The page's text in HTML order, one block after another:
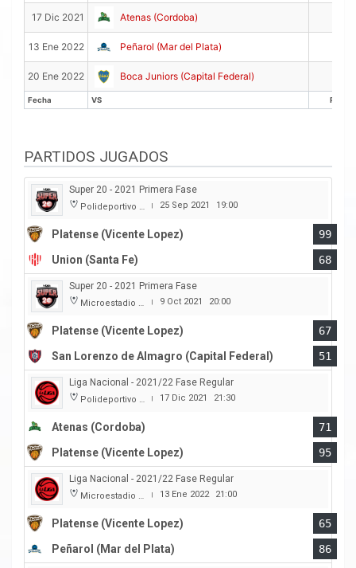
Fecha VS PTS
17 Dic 2021 Atenas (Cordoba)
13 Ene 2022 Peñarol (Mar del Plata)
20 Ene 2022 Boca Juniors (Capital Federal)
Fecha VS PTS
PARTIDOS JUGADOS
Super 20 - 2021 Primera Fase
Polideportivo Roberto Pando | 25 Sep 2021 19:00
Platense (Vicente Lopez)
99
Union (Santa Fe)
68
Super 20 - 2021 Primera Fase
Microestadio Ciudad de Vicente Lopez | 9 Oct 2021 20:00
Platense (Vicente Lopez)
67
San Lorenzo de Almagro (Capital Federal)
51
Liga Nacional - 2021/22 Fase Regular
Polideportivo Carlos Cerutti | 17 Dic 2021 21:30
Atenas (Cordoba)
71
Platense (Vicente Lopez)
95
Liga Nacional - 2021/22 Fase Regular
Microestadio Ciudad de Vicente Lopez | 13 Ene 2022 21:00
Platense (Vicente Lopez)
65
Peñarol (Mar del Plata)
86